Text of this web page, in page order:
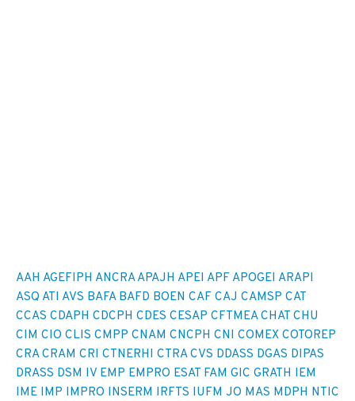
AAH AGEFIPH ANCRA APAJH APEI APF APOGEI ARAPI
ASQ ATI AVS BAFA BAFD BOEN CAF CAJ CAMSP CAT
CCAS CDAPH CDCPH CDES CESAP CFTMEA CHAT CHU
CIM CIO CLIS CMPP CNAM CNCPH CNI COMEX COTOREP
CRA CRAM CRI CTNERHI CTRA CVS DDASS DGAS DIPAS
DRASS DSM IV EMP EMPRO ESAT FAM GIC GRATH IEM
IME IMP IMPRO INSERM IRFTS IUFM JO MAS MDPH NTIC